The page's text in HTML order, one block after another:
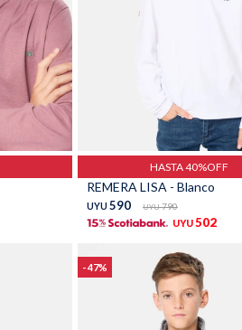
HASTA 40%OFF
REMERA LISA - Blanco
UYU 590 UYU 790
UYU502
47